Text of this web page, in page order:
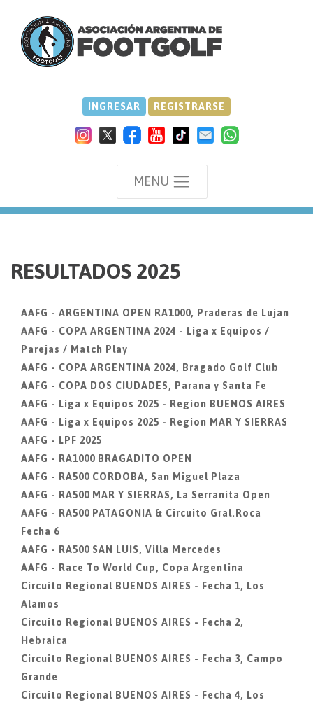
INGRESAR REGISTRARSE
MENU
RESULTADOS 2025
AAFG - ARGENTINA OPEN RA1000, Praderas de Lujan
AAFG - COPA ARGENTINA 2024 - Liga x Equipos /
Parejas / Match Play
AAFG - COPA ARGENTINA 2024, Bragado Golf Club
AAFG - COPA DOS CIUDADES, Parana y Santa Fe
AAFG - Liga x Equipos 2025 - Region BUENOS AIRES
AAFG - Liga x Equipos 2025 - Region MAR Y SIERRAS
AAFG - LPF 2025
AAFG - RA1000 BRAGADITO OPEN
AAFG - RA500 CORDOBA, San Miguel Plaza
AAFG - RA500 MAR Y SIERRAS, La Serranita Open
AAFG - RA500 PATAGONIA & Circuito Gral.Roca
Fecha 6
AAFG - RA500 SAN LUIS, Villa Mercedes
AAFG - Race To World Cup, Copa Argentina
Circuito Regional BUENOS AIRES - Fecha 1, Los
Alamos
Circuito Regional BUENOS AIRES - Fecha 2,
Hebraica
Circuito Regional BUENOS AIRES - Fecha 3, Campo
Grande
Circuito Regional BUENOS AIRES - Fecha 4, Los